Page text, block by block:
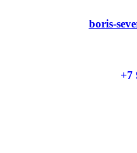
boris-
+7